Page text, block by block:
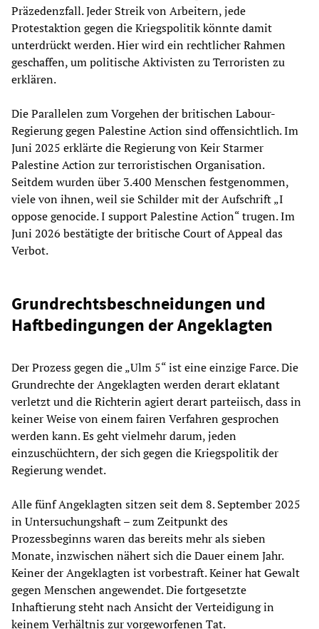
Präzedenzfall. Jeder Streik von Arbeitern, jede
Protestaktion gegen die Kriegspolitik könnte damit
unterdrückt werden. Hier wird ein rechtlicher Rahmen
geschaffen, um politische Aktivisten zu Terroristen zu
erklären.
Die Parallelen zum Vorgehen der britischen Labour-
Regierung gegen Palestine Action sind offensichtlich. Im
Juni 2025 erklärte die Regierung von Keir Starmer
Palestine Action zur terroristischen Organisation.
Seitdem wurden über 3.400 Menschen festgenommen,
viele von ihnen, weil sie Schilder mit der Aufschrift „I
oppose genocide. I support Palestine Action“ trugen. Im
Juni 2026 bestätigte der britische Court of Appeal das
Verbot.
Grundrechtsbeschneidungen und
Haftbedingungen der Angeklagten
Der Prozess gegen die „Ulm 5“ ist eine einzige Farce. Die
Grundrechte der Angeklagten werden derart eklatant
verletzt und die Richterin agiert derart parteiisch, dass in
keiner Weise von einem fairen Verfahren gesprochen
werden kann. Es geht vielmehr darum, jeden
einzuschüchtern, der sich gegen die Kriegspolitik der
Regierung wendet.
Alle fünf Angeklagten sitzen seit dem 8. September 2025
in Untersuchungshaft – zum Zeitpunkt des
Prozessbeginns waren das bereits mehr als sieben
Monate, inzwischen nähert sich die Dauer einem Jahr.
Keiner der Angeklagten ist vorbestraft. Keiner hat Gewalt
gegen Menschen angewendet. Die fortgesetzte
Inhaftierung steht nach Ansicht der Verteidigung in
keinem Verhältnis zur vorgeworfenen Tat.